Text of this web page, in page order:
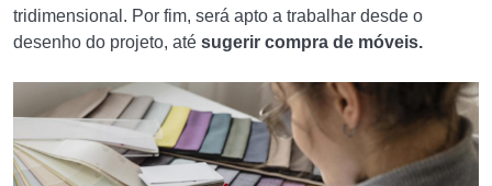
tridimensional. Por fim, será apto a trabalhar desde o
desenho do projeto, até sugerir compra de móveis.